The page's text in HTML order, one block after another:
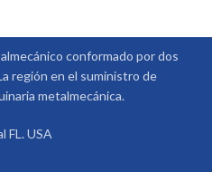
conformado por dos
región en el suministro de
metalmecánica.
FL. USA